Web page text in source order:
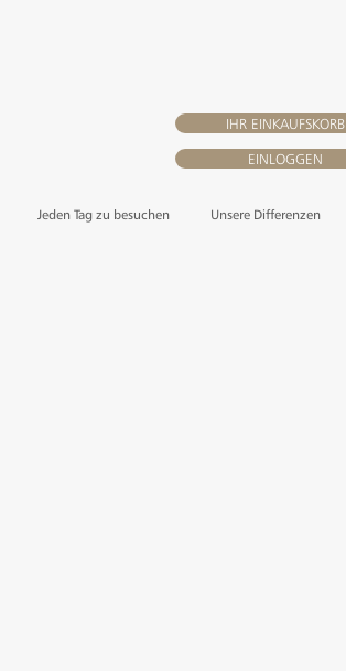
IHR EINKAUFSKORB
EINLOGGEN
Jeden Tag zu besuchen Unsere Differenzen